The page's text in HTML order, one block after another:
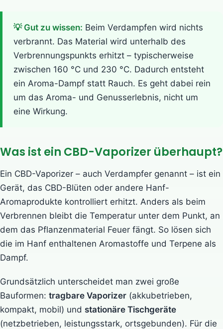
💡 Gut zu wissen: Beim Verdampfen wird nichts
verbrannt. Das Material wird unterhalb des
Verbrennungspunkts erhitzt – typischerweise
zwischen 160 °C und 230 °C. Dadurch entsteht
ein Aroma-Dampf statt Rauch. Es geht dabei rein
um das Aroma- und Genusserlebnis, nicht um
eine Wirkung.
Was ist ein CBD-Vaporizer überhaupt?
Ein CBD-Vaporizer – auch Verdampfer genannt – ist ein
Gerät, das CBD-Blüten oder andere Hanf-
Aromaprodukte kontrolliert erhitzt. Anders als beim
Verbrennen bleibt die Temperatur unter dem Punkt, an
dem das Pflanzenmaterial Feuer fängt. So lösen sich
die im Hanf enthaltenen Aromastoffe und Terpene als
Dampf.
Grundsätzlich unterscheidet man zwei große
Bauformen: tragbare Vaporizer (akkubetrieben,
kompakt, mobil) und stationäre Tischgeräte
(netzbetrieben, leistungsstark, ortsgebunden). Für die